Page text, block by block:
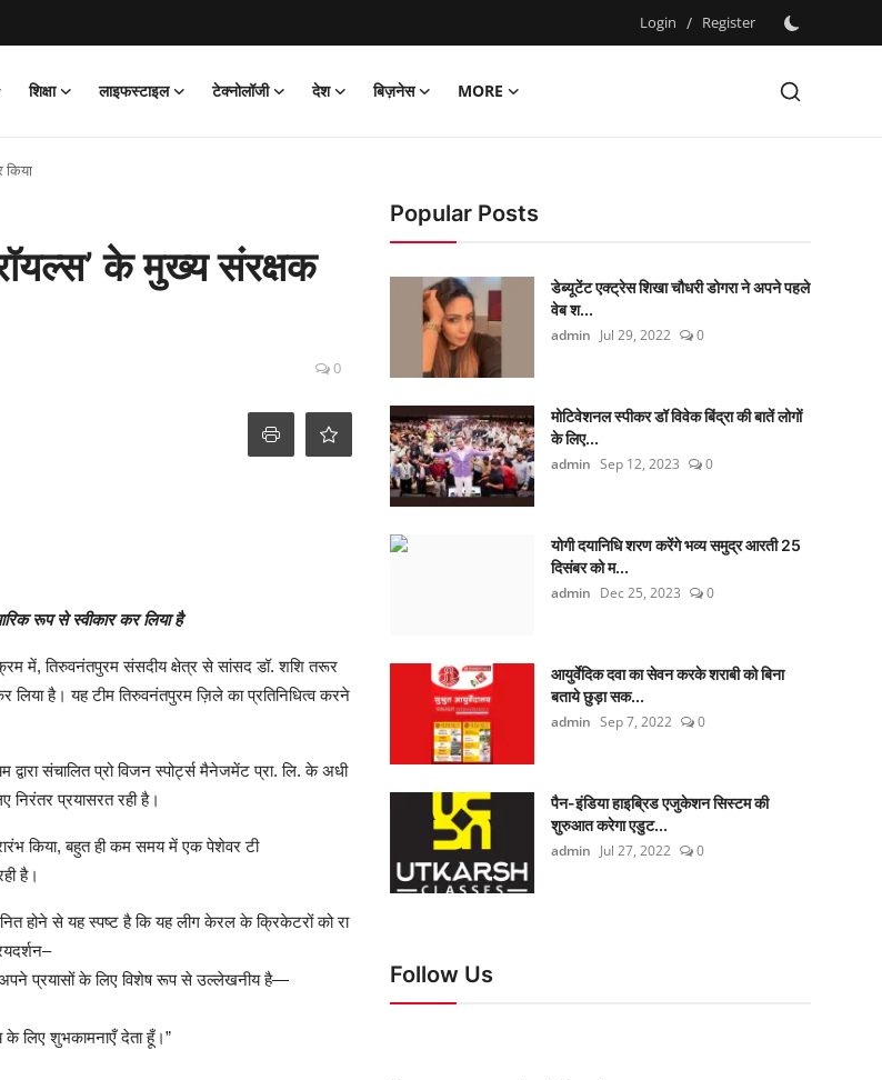
Login / Register
शिक्षा लाइफस्टाइल टेक्नोलॉजी देश बिज़नेस
MORE
किया
के मुख्य संरक्षक
0
रूप से स्वीकार कर लिया है
में,तिरुवनंतपुरम संसदीय क्षेत्र से सांसद डॉ.शशि तरूर
लिया है। यह टीम तिरुवनंतपुरम ज़िले का प्रतिनिधित्व करने
द्वारा संचालित प्रो विजन स्पोर्ट्स मैनेजमेंट प्रा.लि.के अधी
निरंतर प्रयासरत रही है।
किया,बहुत ही कम समय में एक पेशेवर टी
है।
होने से यह स्पष्ट है कि यह लीग केरल के क्रिकेटरों को रा
–
प्रयासों के लिए विशेष रूप से उल्लेखनीय है—
के लिए शुभकामनाएँ देता हूँ।”
Popular Posts
डेब्यूटेंट एक्ट्रेस शिखा चौधरी डोगरा ने अपने पहले
वेब श...
admin Jul 29, 2022 0
मोटिवेशनल स्पीकर डॉ विवेक बिंद्रा की बातें लोगों
के लिए...
admin Sep 12, 2023 0
योगी दयानिधि शरण करेंगे भव्य समुद्र आरती 25
दिसंबर को म...
admin Dec 25, 2023 0
आयुर्वेदिक दवा का सेवन करके शराबी को बिना
बताये छुड़ा सक...
admin Sep 7, 2022 0
पैन-इंडिया हाइब्रिड एजुकेशन सिस्टम की
शुरुआत करेगा एडुट...
admin Jul 27, 2022 0
Follow Us